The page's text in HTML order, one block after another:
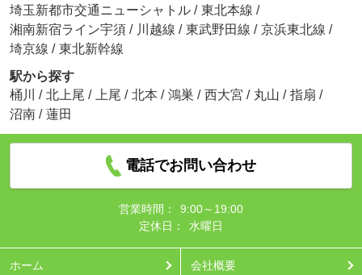
埼玉新都市交通ニューシャトル / 東北本線 /
湘南新宿ライン宇須 / 川越線 / 東武野田線 / 京浜東北線 /
埼京線 / 東北新幹線
駅から探す
桶川
/ 北上尾 / 上尾 / 北本 / 鴻巣 / 西大宮 / 丸山 / 指扇 /
沼南 / 蓮田
電話でお問い合わせ
営業時間：
9:00～19:00
定休日：
水曜日
ホーム 会社概要